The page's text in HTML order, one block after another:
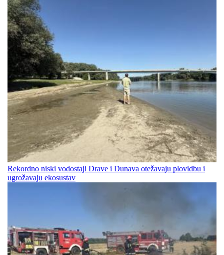
Rekordno niski vodostaji Drave i Dunava otežavaju plovidbu i
ugrožavaju ekosustav